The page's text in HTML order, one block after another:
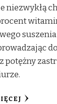
niezwykłą
potężny